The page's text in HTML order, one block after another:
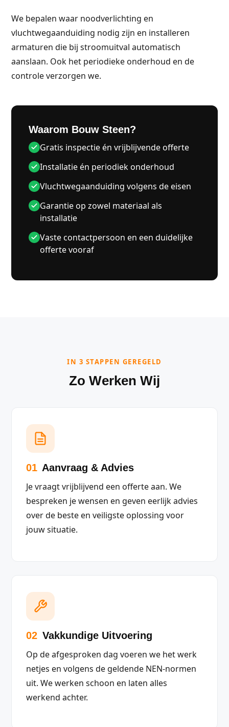
We bepalen waar noodverlichting en
vluchtwegaanduiding nodig zijn en installeren
armaturen die bij stroomuitval automatisch
aanslaan. Ook het periodieke onderhoud en de
controle verzorgen we.
Waarom Bouw Steen?
Gratis inspectie én vrijblijvende offerte
Installatie én periodiek onderhoud
Vluchtwegaanduiding volgens de eisen
Garantie op zowel materiaal als
installatie
Vaste contactpersoon en een duidelijke
offerte vooraf
IN 3 STAPPEN GEREGELD
Zo Werken Wij
01 Aanvraag & Advies
Je vraagt vrijblijvend een offerte aan. We
bespreken je wensen en geven eerlijk advies
over de beste en veiligste oplossing voor
jouw situatie.
02 Vakkundige Uitvoering
Op de afgesproken dag voeren we het werk
netjes en volgens de geldende NEN-normen
uit. We werken schoon en laten alles
werkend achter.